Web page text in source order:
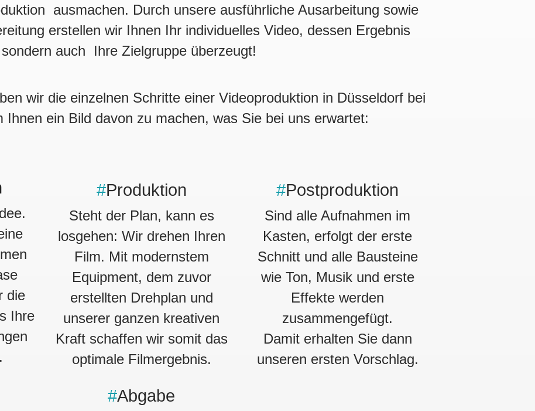
ausmachen. Durch unsere ausführliche Ausarbeitung sowie
erstellen wir Ihnen Ihr individuelles Video, dessen Ergebnis
auch Ihre Zielgruppe überzeugt!
wir die einzelnen Schritte einer Videoproduktion in Düsseldorf bei
Ihnen ein Bild davon zu machen, was Sie bei uns erwartet:
die
Ihre
#Produktion
Steht der Plan, kann es
losgehen: Wir drehen Ihren
Film. Mit modernstem
Equipment, dem zuvor
erstellten Drehplan und
unserer ganzen kreativen
Kraft schaffen wir somit das
optimale Filmergebnis.
#Postproduktion
Sind alle Aufnahmen im
Kasten, erfolgt der erste
Schnitt und alle Bausteine
wie Ton, Musik und erste
Effekte werden
zusammengefügt.
Damit erhalten Sie dann
unseren ersten Vorschlag.
#Abgabe